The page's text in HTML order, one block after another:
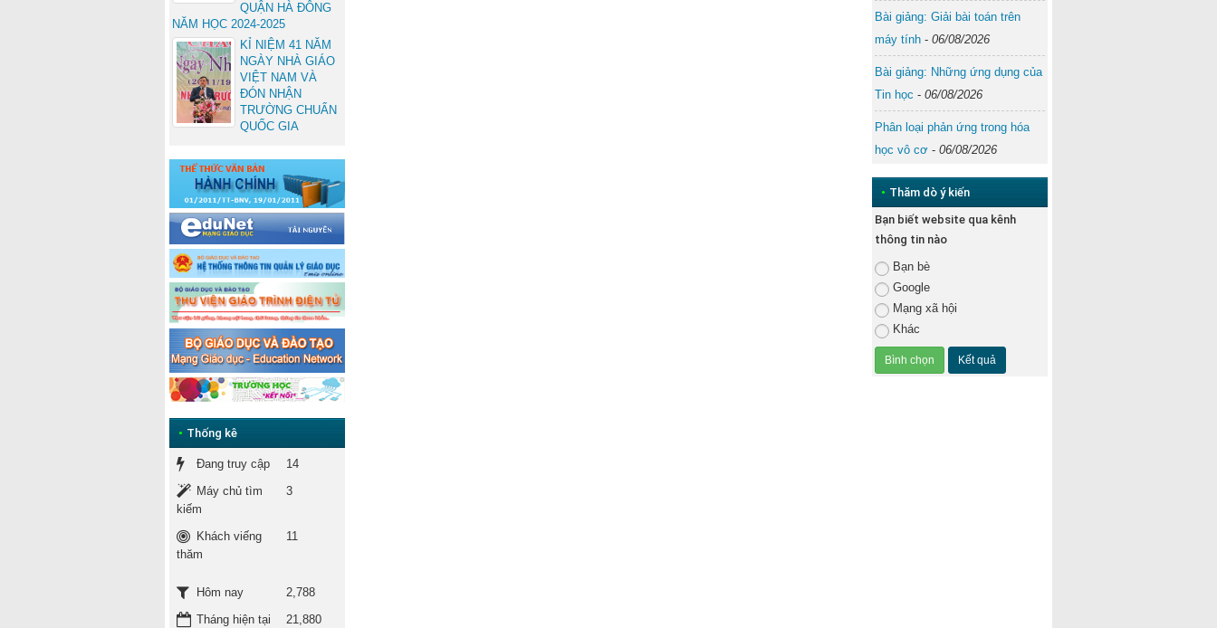
Bài giảng: Giải bài toán trên
máy tính- 06/08/2026
Bài giảng: Những ứng dụng của
Tin học - 06/08/2026
Phân loại phản ứng trong hóa
học vô cơ- 06/08/2026
• Thăm dò ý kiến
Bạn biết website qua kênh
thông tin nào
Bạn bè
Google
Mạng xã hội
Khác
QUẬN HÀ ĐÔNG
NĂM HỌC 2024-2025
KỈ NIỆM 41 NĂM
NGÀY NHÀ GIÁO
VIỆT NAM VÀ
ĐÓN NHẬN
TRƯỜNG CHUẨN
QUỐC GIA
• Thống kê
Đang truy cập
14
Máy chủ tìm
kiếm
3
Khách viếng
thăm
11
Hôm nay
2,788
Tháng hiện tại
21,880